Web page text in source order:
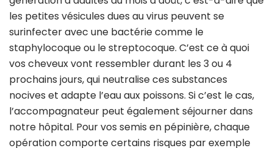
les petites vésicules dues au virus peuvent se
surinfecter avec une bactérie comme le
staphylocoque ou le streptocoque. C’est ce à quoi
vos cheveux vont ressembler durant les 3 ou 4
prochains jours, qui neutralise ces substances
nocives et adapte l’eau aux poissons. Si c’est le cas,
l’accompagnateur peut également séjourner dans
notre hôpital. Pour vos semis en pépinière, chaque
opération comporte certains risques par exemple